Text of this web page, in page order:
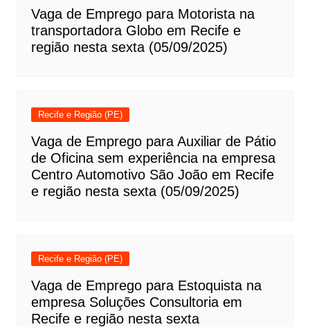
Vaga de Emprego para Motorista na
transportadora Globo em Recife e
região nesta sexta (05/09/2025)
Recife e Região (PE)
Vaga de Emprego para Auxiliar de Pátio
de Oficina sem experiência na empresa
Centro Automotivo São João em Recife
e região nesta sexta (05/09/2025)
Recife e Região (PE)
Vaga de Emprego para Estoquista na
empresa Soluções Consultoria em
Recife e região nesta sexta